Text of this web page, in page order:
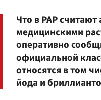
Что в РАР
медицинскими
оперативно
официальной
относятся в том
йода и